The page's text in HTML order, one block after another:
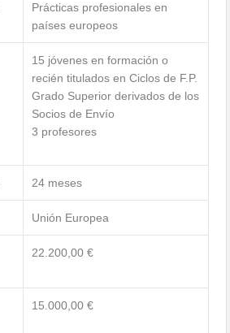
Prácticas profesionales en
países europeos
15 jóvenes en formación o
recién titulados en Ciclos de F.P.
Grado Superior derivados de los
Socios de Envío
3 profesores
24 meses
Unión Europea
22.200,00 €
15.000,00 €